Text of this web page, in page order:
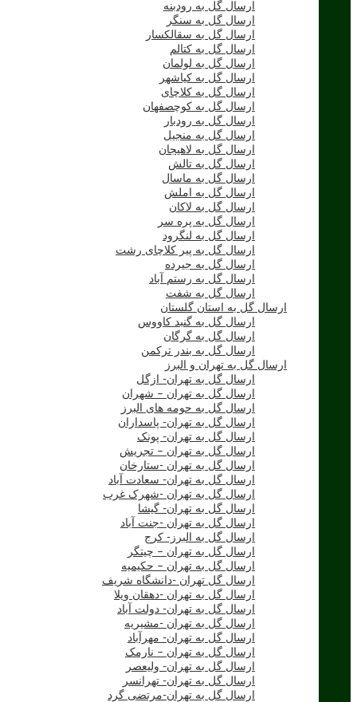
ارسال گل به رودبنه
ارسال گل به سنگر
ارسال گل به سقالکسار
ارسال گل به کتالم
ارسال گل به لولمان
ارسال گل به کیاشهر
ارسال گل به کلاچای
ارسال گل به کوچصفهان
ارسال گل به رودبار
ارسال گل به منجیل
ارسال گل به لاهیجان
ارسال گل به تالش
ارسال گل به ماسال
ارسال گل به املش
ارسال گل به لاکان
ارسال گل به پره سر
ارسال گل به لنگرود
ارسال گل به پیر کلاچای رشت
ارسال گل به جیرده
ارسال گل به رستم آباد
ارسال گل به شفت
ارسال گل به استان گلستان
ارسال گل به گنبد کاووس
ارسال گل به گرگان
ارسال گل به بندر ترکمن
ارسال گل به تهران و البرز
ارسال گل به تهران- ازگل
ارسال گل به تهران – شهران
ارسال گل به حومه های البرز
ارسال گل به تهران- پاسداران
ارسال گل به تهران- پونک
ارسال گل به تهران – تجریش
ارسال گل به تهران -ستارخان
ارسال گل به تهران- سعادت آباد
ارسال گل به تهران -شهرک غرب
ارسال گل به تهران- گیشا
ارسال گل به تهران -جنت آباد
ارسال گل به البرز- کرج
ارسال گل به تهران – چیتگر
ارسال گل به تهران – حکیمیه
ارسال گل تهران -دانشگاه شریف
ارسال گل به تهران -دهقان ویلا
ارسال گل به تهران- دولت آباد
ارسال گل به تهران -مشیریه
ارسال گل به تهران- مهرآباد
ارسال گل به تهران – نارمک
ارسال گل به تهران- ولیعصر
ارسال گل به تهران- تهرانسر
ارسال گل به تهران-مرتضی گرد